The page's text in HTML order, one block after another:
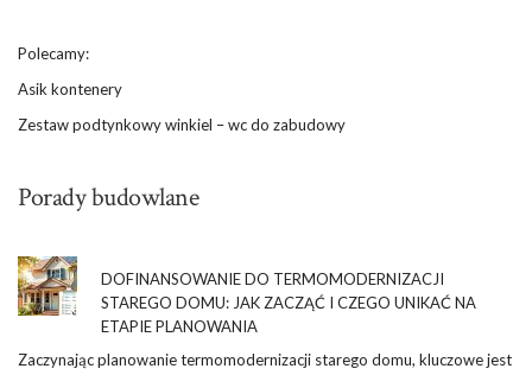
Polecamy:
Asik kontenery
Zestaw podtynkowy winkiel – wc do zabudowy
Porady budowlane
DOFINANSOWANIE DO TERMOMODERNIZACJI
STAREGO DOMU: JAK ZACZĄĆ I CZEGO UNIKAĆ NA
ETAPIE PLANOWANIA
Zaczynając planowanie termomodernizacji starego domu, kluczowe jest